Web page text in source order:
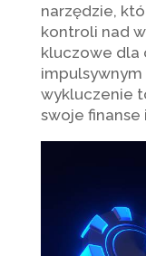
narzędzie,
kontroli nad
kluczowe dla
wykluczenie
swoje finanse